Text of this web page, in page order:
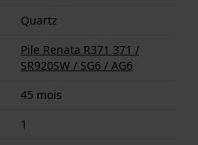
Quartz
Pile Renata R371 371 /
SR920SW / SG6 / AG6
45 mois
1